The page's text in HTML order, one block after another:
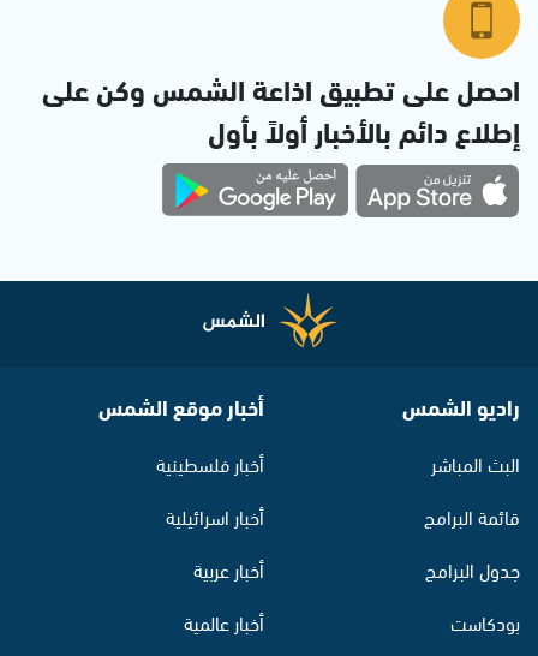
احصل على تطبيق اذاعة الشمس وكن على
إطلاع دائم بالأخبار أولاً بأول
راديو الشمس
البث المباشر
قائمة البرامج
جدول البرامج
بودكاست
أخبار موقع الشمس
أخبار فلسطينية
أخبار اسرائيلية
أخبار عربية
أخبار عالمية